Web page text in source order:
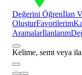
Değerini Öğrenİlan
OluşturFavorilerim
Aramalarİlanlarım
Kelime, semt veya